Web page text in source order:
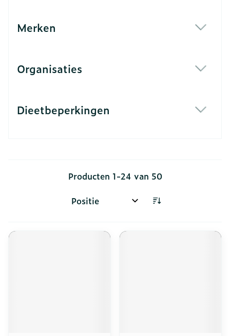
Merken
Organisaties
Dieetbeperkingen
Producten 1-24 van 50
Sorteer op: